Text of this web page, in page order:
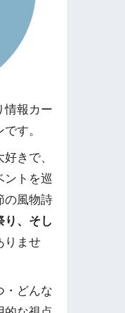
情報カー
す。
きで、
ントを巡
の風物詩
り、そし
りませ
・どんな